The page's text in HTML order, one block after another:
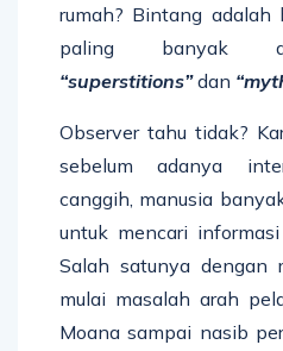
rumah? Bintang adalah
paling banyak
“superstitions”dan
Observer tahu tidak?
sebelum adanya
canggih, manusia
untuk mencari
Salah satunya dengan
mulai masalah arah
Moana sampai nasib